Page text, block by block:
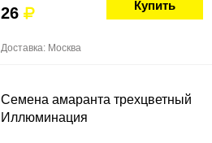
26 Купить
Доставка: Москва
Семена амаранта трехцветный
Иллюминация